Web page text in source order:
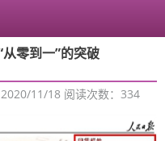
零到一”的突破
11/18 阅读次数： 334